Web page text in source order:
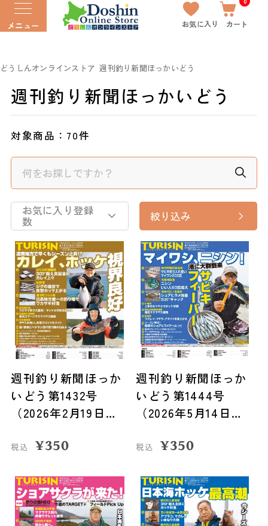
メニュー お気に入り カート
どうしんオンラインストア 週刊釣り新聞ほっかいどう
週刊釣り新聞ほっかいどう
対象商品： 70件
お気に入り登録
数 絞り込み
週刊釣り新聞ほっか
いどう第1432号
（2026年2月19日発
税込 ¥350
週刊釣り新聞ほっか
いどう第1444号
（2026年5月14日発
税込 ¥350